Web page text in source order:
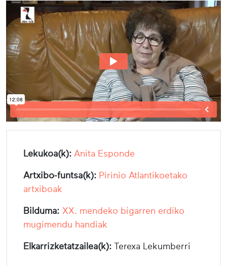
Lekukoa(k): Anita Esponde
Artxibo-funtsa(k): Pirinio Atlantikoetako
artxiboak
Bilduma: XX. mendeko bigarren erdiko
mugimendu handiak
Elkarrizketatzailea(k): Terexa Lekumberri